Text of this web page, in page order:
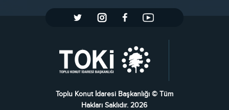
Toplu Konut İdaresi Başkanlığı © Tüm
Hakları Saklıdır. 2026